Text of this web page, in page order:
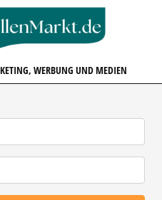
WERBUNG UND MEDIEN